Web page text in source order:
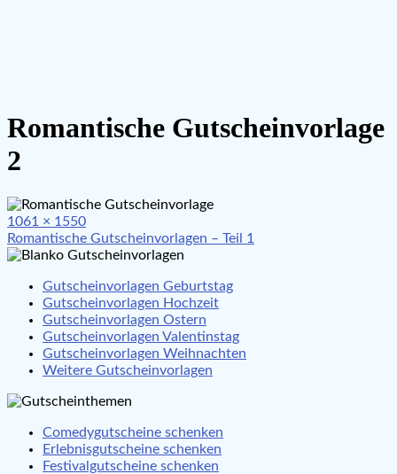
Romantische Gutscheinvorlage
2
Full
size
1061 × 1550
Beitragsnavigation
Romantische Gutscheinvorlagen – Teil 1
Gutscheinvorlagen Geburtstag
Gutscheinvorlagen Hochzeit
Gutscheinvorlagen Ostern
Gutscheinvorlagen Valentinstag
Gutscheinvorlagen Weihnachten
Weitere Gutscheinvorlagen
Comedygutscheine schenken
Erlebnisgutscheine schenken
Festivalgutscheine schenken